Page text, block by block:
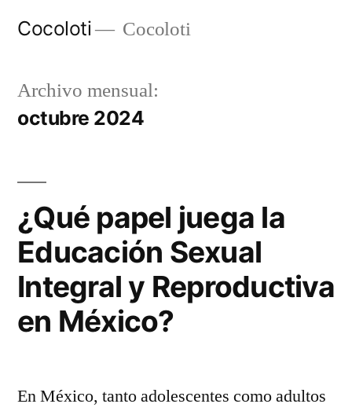
Cocoloti Cocoloti
Archivo mensual:
octubre 2024
¿Qué papel juega la
Educación Sexual
Integral y Reproductiva
en México?
En México, tanto adolescentes como adultos